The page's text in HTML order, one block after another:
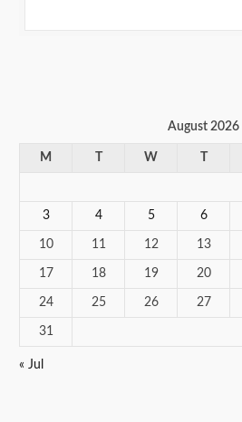
August 2026
M T W T
3 4 5 6
10 11 12 13
17 18 19 20
24 25 26 27
31
« Jul